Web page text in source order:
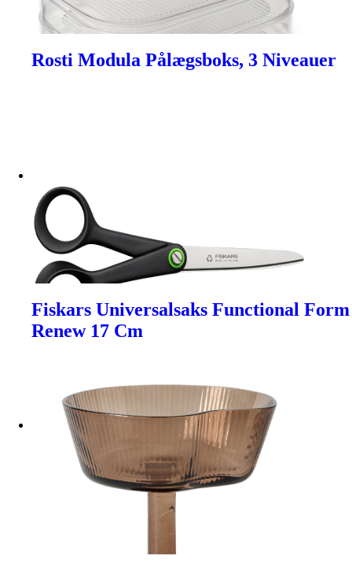
Rosti Modula Pålægsboks, 3 Niveauer
Fiskars Universalsaks Functional Form
Renew 17 Cm